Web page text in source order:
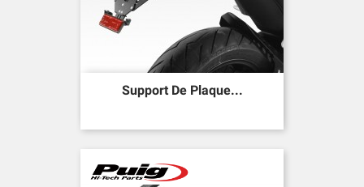
Support De Plaque...